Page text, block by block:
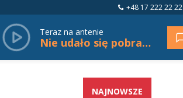
+48 17 222 22 22
Teraz na antenie
Nie udało się pobrać tytułu.
NAJNOWSZE